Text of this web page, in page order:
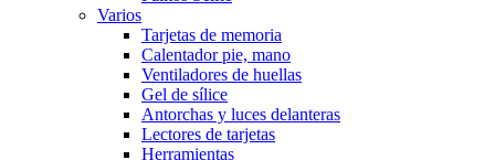
Varios
Tarjetas de memoria
Calentador pie, mano
Ventiladores de huellas
Gel de sílice
Antorchas y luces delanteras
Lectores de tarjetas
Herramientas